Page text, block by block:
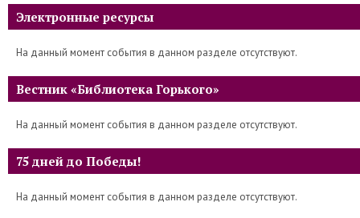
Электронные ресурсы
На данный момент события в данном разделе отсутствуют.
Вестник «Библиотека Горького»
На данный момент события в данном разделе отсутствуют.
75 дней до Победы!
На данный момент события в данном разделе отсутствуют.